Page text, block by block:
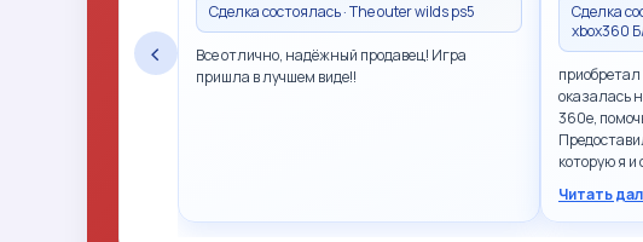
‹
Сделка состоялась · The outer wilds ps5
Все отлично, надёжный продавец! Игра
пришла в лучшем виде!!
Сделка
xbox360
оказалась
360e,
которую я
Читать